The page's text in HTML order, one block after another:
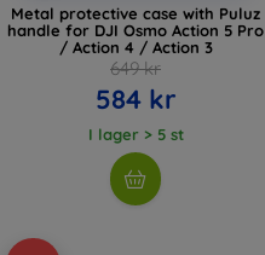
Metal protective case with Puluz
handle for DJI Osmo Action 5 Pro
/ Action 4 / Action 3
649 kr
584 kr
I lager > 5 st